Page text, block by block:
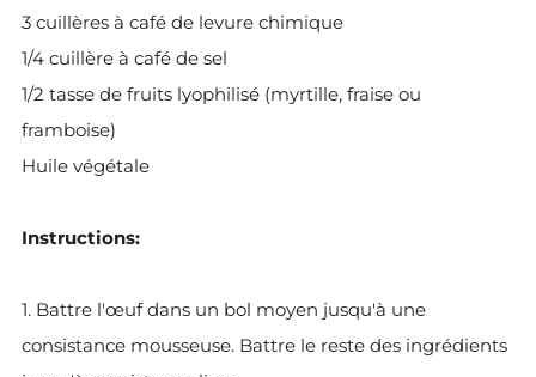
Instructions: